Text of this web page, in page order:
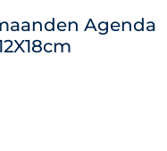
Agenda